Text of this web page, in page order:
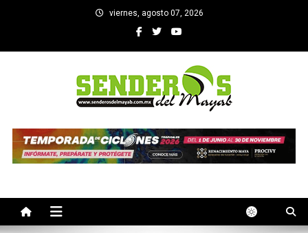
viernes, agosto 07, 2026
SENDEROS DEL MAYAB